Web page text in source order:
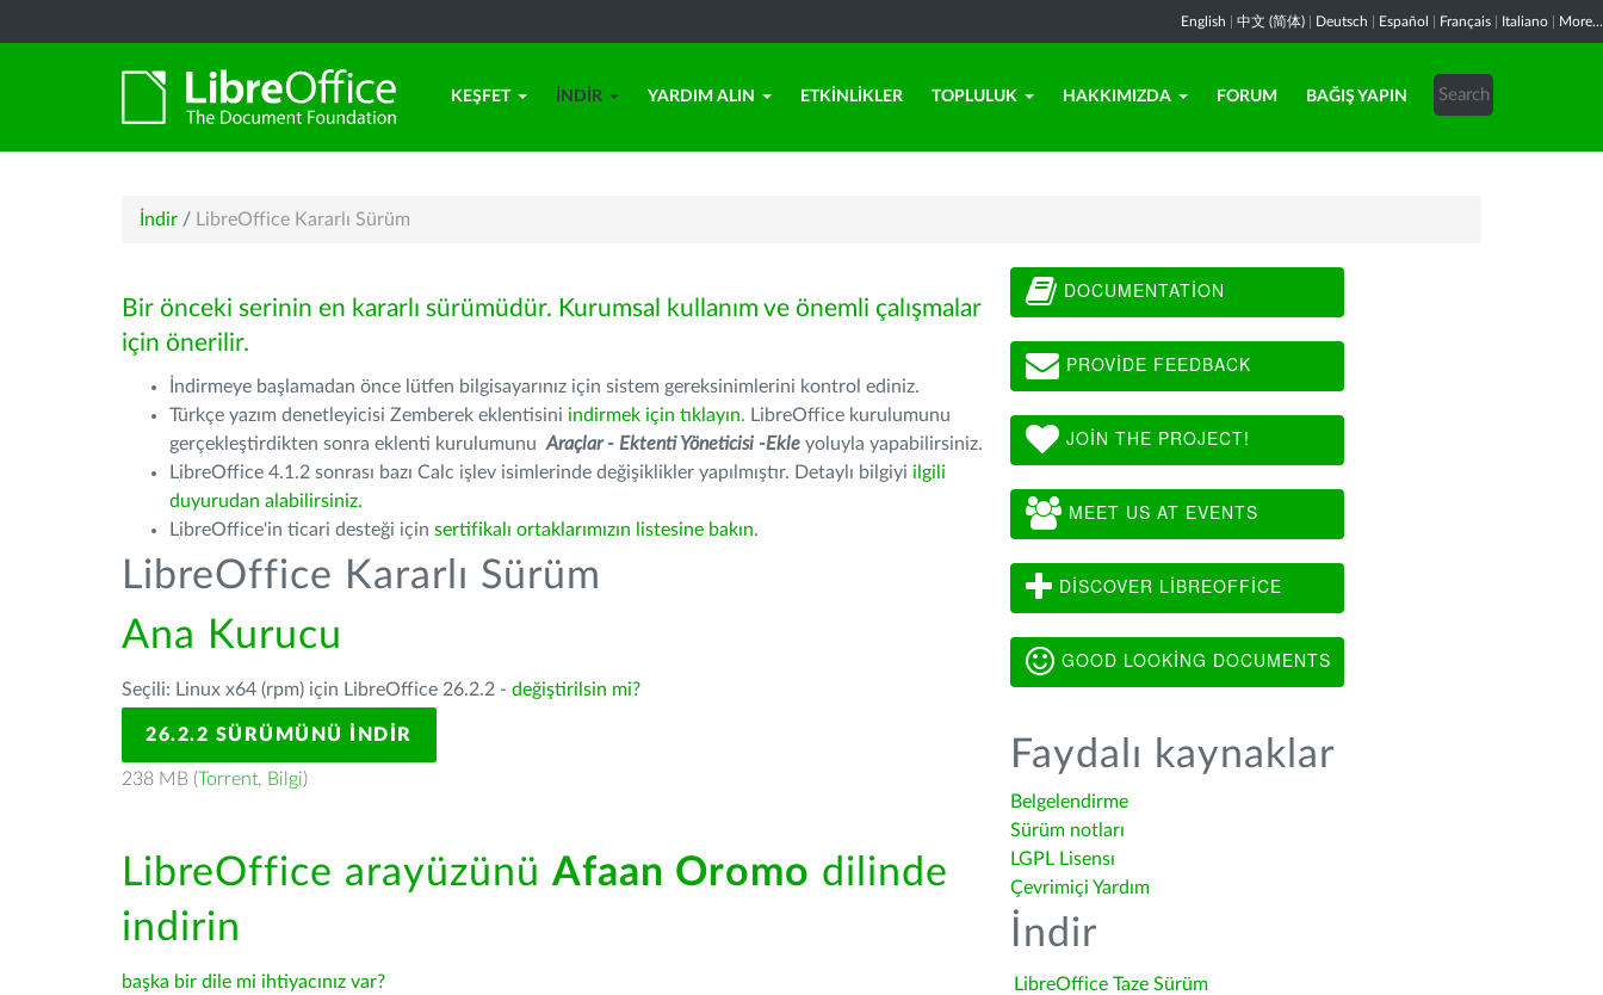
English 中文 (简体) Deutsch Español Français Italiano More...
KEŞFET İNDIR YARDIM ALIN ETKINLIKLER TOPLULUK HAKKIMIZDA FORUM BAĞIŞ YAPIN
İndir / LibreOffice Kararlı Sürüm
Bir önceki serinin en kararlı sürümüdür. Kurumsal kullanım ve önemli çalışmalar
için önerilir.
İndirmeye başlamadan önce lütfen bilgisayarınız için sistem gereksinimlerini kontrol ediniz.
Türkçe yazım denetleyicisi Zemberek eklentisini indirmek için tıklayın. LibreOffice kurulumunu
gerçekleştirdikten sonra eklenti kurulumunu Araçlar - Ektenti Yöneticisi -Ekle yoluyla yapabilirsiniz.
LibreOffice 4.1.2 sonrası bazı Calc işlev isimlerinde değişiklikler yapılmıştır. Detaylı bilgiyi ilgili
duyurudan alabilirsiniz.
LibreOffice'in ticari desteği için sertifikalı ortaklarımızın listesine bakın.
LibreOffice Kararlı Sürüm
Ana Kurucu
Seçili: Linux x64 (rpm) için LibreOffice 26.2.2 - değiştirilsin mi?
26.2.2 SÜRÜMÜNÜ İNDIR
238 MB (Torrent, Bilgi)
LibreOffice arayüzünü Afaan Oromo dilinde
indirin
başka bir dile mi ihtiyacınız var?
DOCUMENTATION
PROVIDE FEEDBACK
JOIN THE PROJECT!
MEET US AT EVENTS
DISCOVER LIBREOFFICE
GOOD LOOKING DOCUMENTS
Faydalı kaynaklar
Belgelendirme
Sürüm notları
LGPL Lisensı
Çevrimiçi Yardım
İndir
LibreOffice Taze Sürüm